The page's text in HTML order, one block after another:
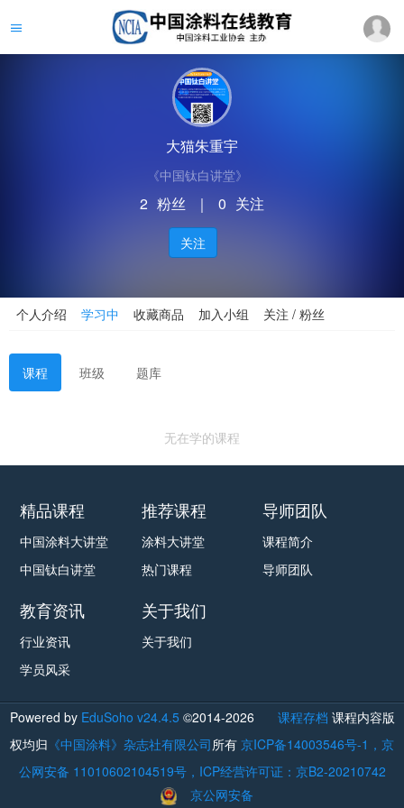
大猫朱重宇
《中国钛白讲堂》
2 粉丝 ｜ 0 关注
关注
个人介绍 学习中 收藏商品 加入小组 关注 / 粉丝
课程 班级 题库
无在学的课程
精品课程
中国涂料大讲堂
中国钛白讲堂
推荐课程
涂料大讲堂
热门课程
导师团队
课程简介
导师团队
教育资讯
行业资讯
学员风采
关于我们
关于我们
Powered by EduSoho v24.4.5 ©2014-2026 课程存档 课程内容版
权均归 《中国涂料》杂志社有限公司所有 京ICP备14003546号-1，京
公网安备 11010602104519号，ICP经营许可证：京B2-20210742
京公网安备